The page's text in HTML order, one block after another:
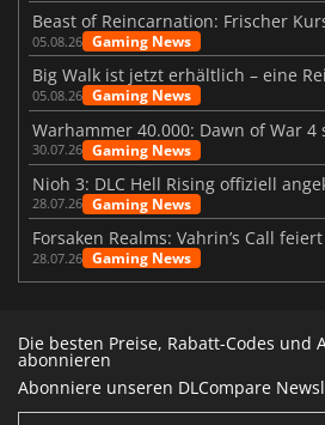
05.08.26 Gaming News
05.08.26 Gaming News
30.07.26 Gaming News
Nioh 3: DLC Hell Rising offiziell
28.07.26 Gaming News
28.07.26 Gaming News
Die besten Preise, Rabatt-Codes und
abonnieren
Abonniere unseren DLCompare